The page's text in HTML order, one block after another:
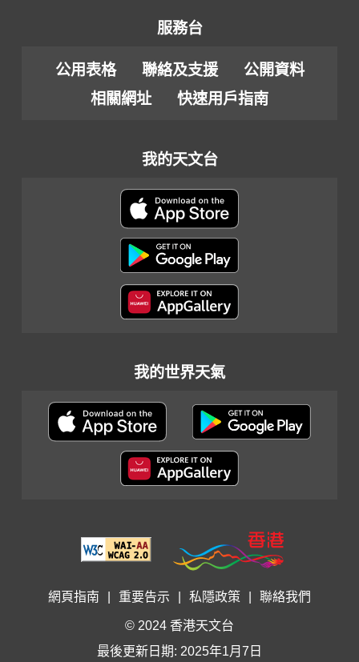
服務台
公用表格 聯絡及支援
公開資料
相關網址
快速用戶指南
我的天文台
我的世界天氣
網頁指南 重要告示 私隱政策 聯絡我們
© 2024 香港天文台
最後更新日期: 2025年1月7日